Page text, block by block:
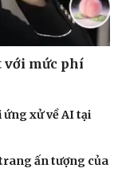
với mức phí
ứng xử về AI tại
ấn tượng của